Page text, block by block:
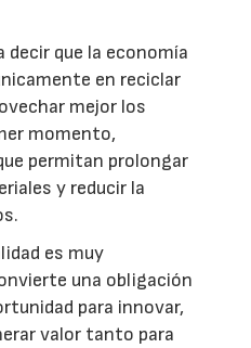
decir que la economía
en reciclar
mejor los
momento,
permitan prolongar
y reducir la
es muy
una obligación
para innovar,
valor tanto para